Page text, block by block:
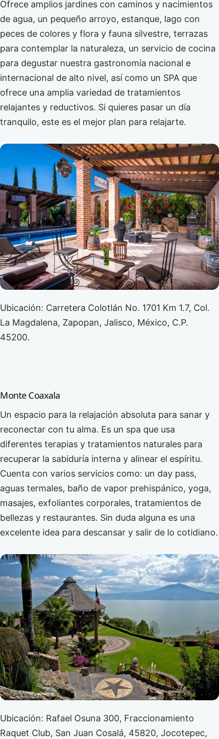
Ofrece amplios jardines con caminos y nacimientos
de agua, un pequeño arroyo, estanque, lago con
peces de colores y flora y fauna silvestre, terrazas
para contemplar la naturaleza, un servicio de cocina
para degustar nuestra gastronomía nacional e
internacional de alto nivel, así como un SPA que
ofrece una amplia variedad de tratamientos
relajantes y reductivos. Si quieres pasar un día
tranquilo, este es el mejor plan para relajarte.
Ubicación: Carretera Colotlán No. 1701 Km 1.7, Col.
La Magdalena, Zapopan, Jalisco, México, C.P.
45200.
Monte Coaxala
Un espacio para la relajación absoluta para sanar y
reconectar con tu alma. Es un spa que usa
diferentes terapias y tratamientos naturales para
recuperar la sabiduría interna y alinear el espíritu.
Cuenta con varios servicios como: un day pass,
aguas termales, baño de vapor prehispánico, yoga,
masajes, exfoliantes corporales, tratamientos de
bellezas y restaurantes. Sin duda alguna es una
excelente idea para descansar y salir de lo cotidiano.
Ubicación: Rafael Osuna 300, Fraccionamiento
Raquet Club, San Juan Cosalá, 45820, Jocotepec,